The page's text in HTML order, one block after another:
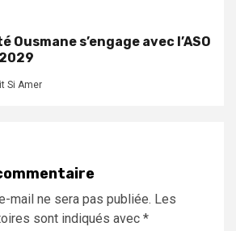
Ousmane s’engage avec l’ASO
Si Amer
mail ne sera pas publiée. Les
sont indiqués avec *